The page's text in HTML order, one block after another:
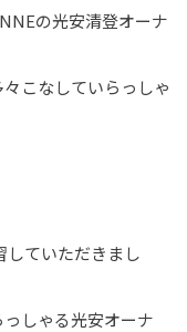
の光安清登オーナ
こなしていらっしゃ
していただきまし
しゃる光安オーナ